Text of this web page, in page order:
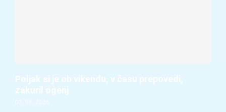
Poljak si je ob vikendu, v času prepovedi,
zakuril ogenj
07. 08. 2026